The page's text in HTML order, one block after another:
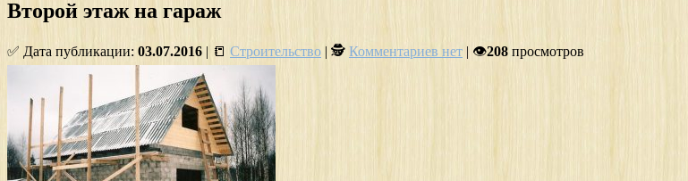
Второй этаж на гараж
✅ Дата публикации: 03.07.2016 | 📒 Строительство | 🕵 Комментариев нет | 👁208 просмотров